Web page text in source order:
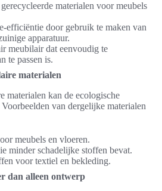
materialen voor meubels
efficiëntie door gebruik te maken van
apparatuur.
meubilair dat eenvoudig te
te passen is.
materialen
materialen kan de ecologische
van dergelijke materialen
meubels en vloeren.
minder schadelijke stoffen bevat.
voor textiel en bekleding.
dan alleen ontwerp